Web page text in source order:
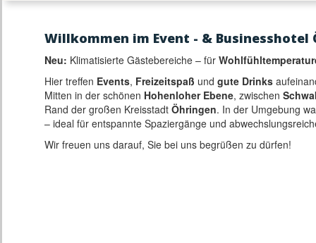
Willkommen im Event - & Businesshotel
Neu: Klimatisierte Gästebereiche – für
Hier treffen Events, Freizeitspaß und gute Drinks
Mitten in der schönen Hohenloher Ebene, zwischen
Rand der großen Kreisstadt Öhringen. In der Umgebung
– ideal für entspannte Spaziergänge und
Wir freuen uns darauf, Sie bei uns begrüßen zu dürfen!